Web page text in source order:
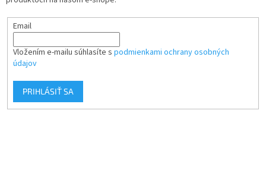
Email
Vložením e-mailu súhlasíte s podmienkami ochrany osobných
údajov
PRIHLÁSIŤ SA